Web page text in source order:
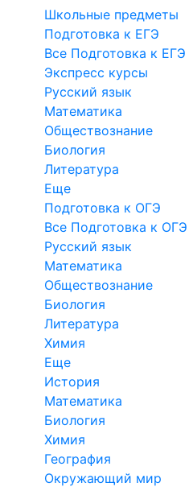
Школьные предметы
Подготовка к ЕГЭ
Все Подготовка к ЕГЭ
Экспресс курсы
Русский язык
Математика
Обществознание
Биология
Литература
Еще
Подготовка к ОГЭ
Все Подготовка к ОГЭ
Русский язык
Математика
Обществознание
Биология
Литература
Химия
Еще
История
Математика
Биология
Химия
География
Окружающий мир